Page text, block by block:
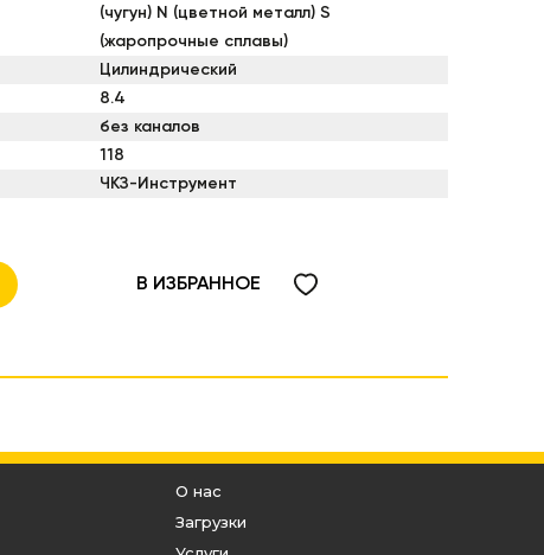
(чугун) N (цветной металл) S
(жаропрочные сплавы)
Цилиндрический
8.4
без каналов
118
ЧКЗ-Инструмент
В ИЗБРАННОЕ
О нас
Загрузки